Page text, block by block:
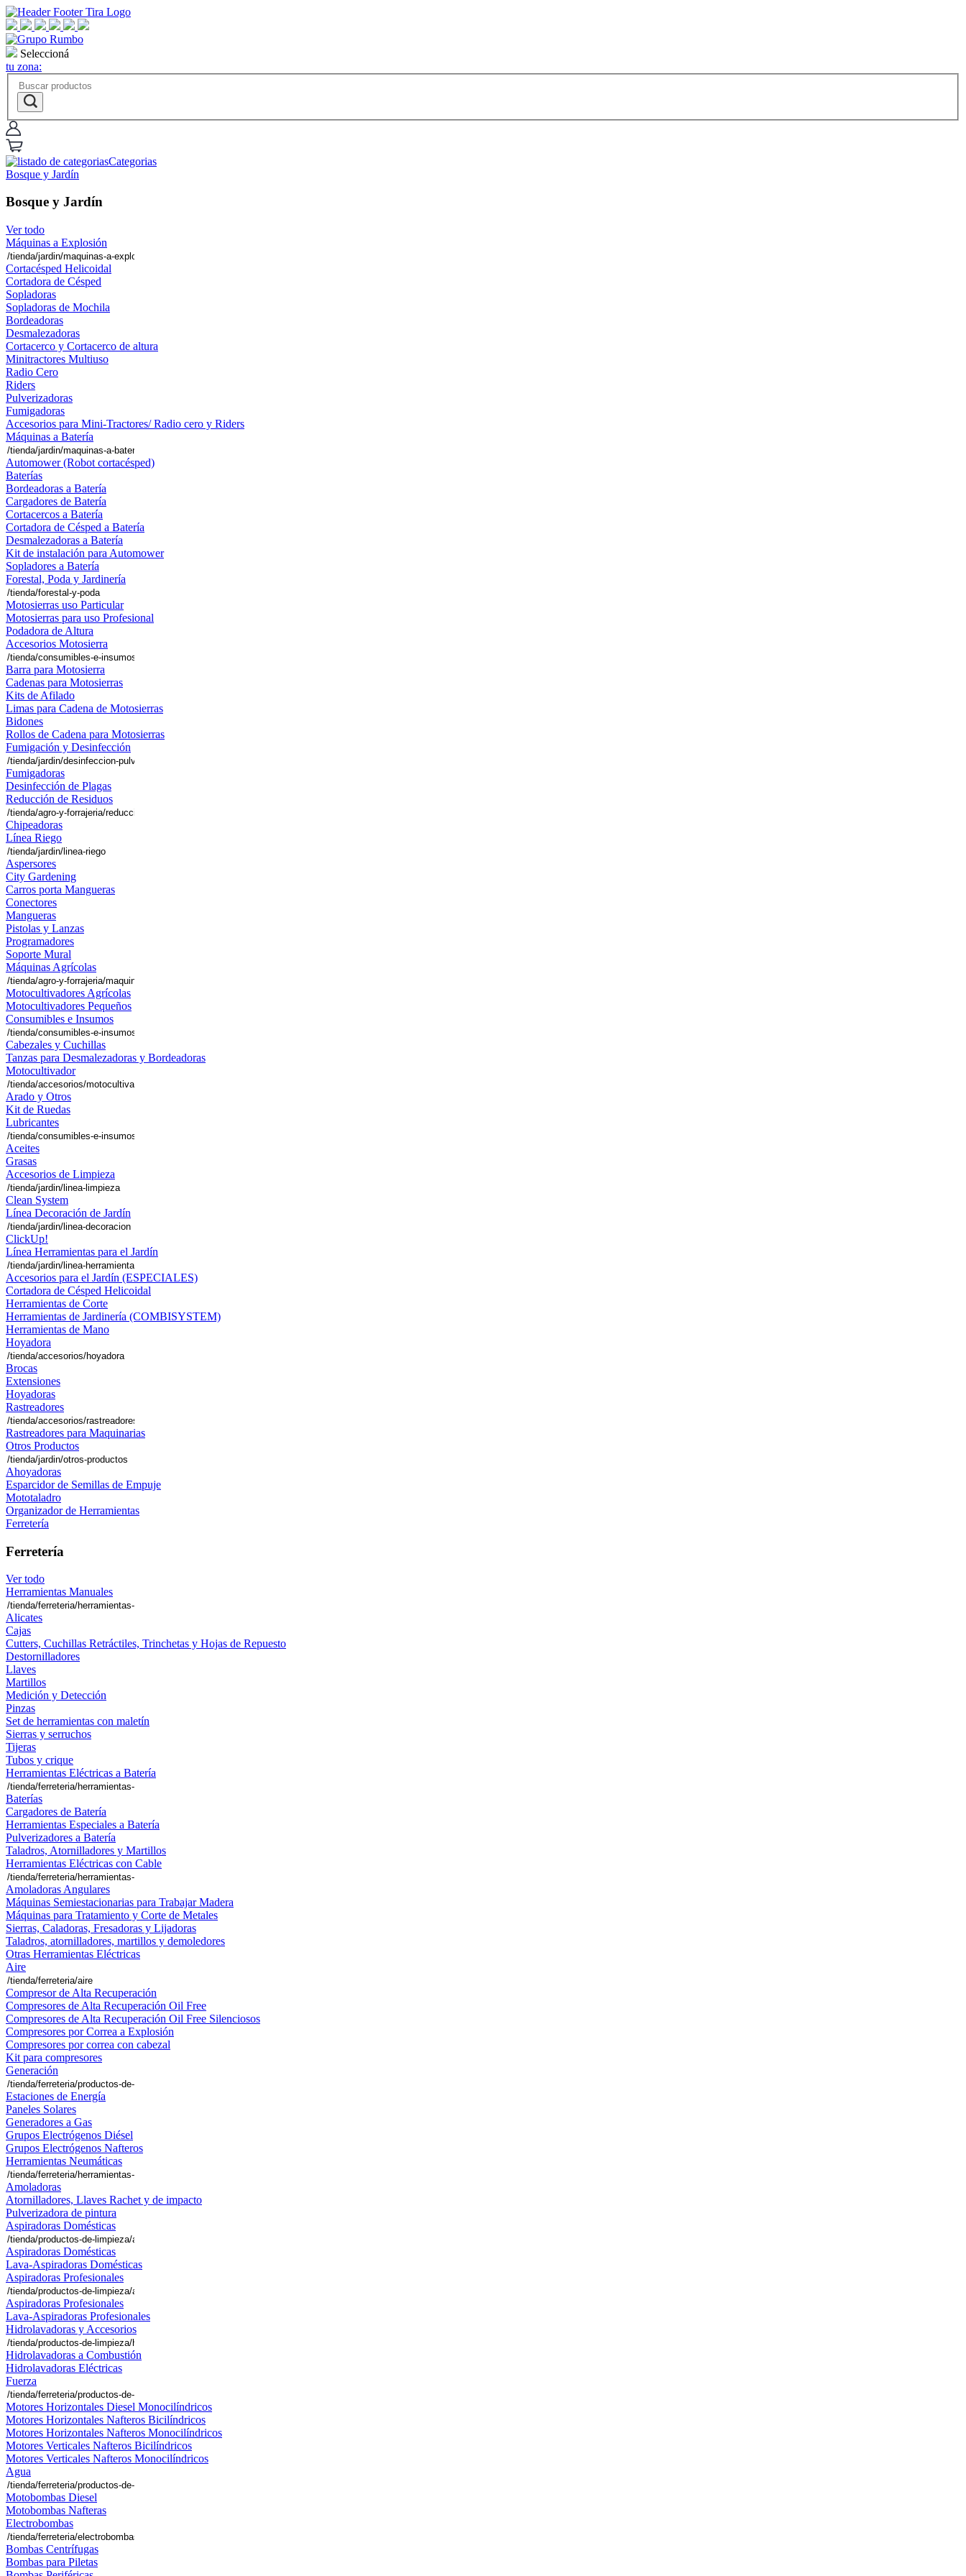
Seleccioná
tu zona:
Categorias
Bosque y Jardín
Bosque y Jardín
Ver todo
Máquinas a Explosión
Cortacésped Helicoidal
Cortadora de Césped
Sopladoras
Sopladoras de Mochila
Bordeadoras
Desmalezadoras
Cortacerco y Cortacerco de altura
Minitractores Multiuso
Radio Cero
Riders
Pulverizadoras
Fumigadoras
Accesorios para Mini-Tractores/ Radio cero y Riders
Máquinas a Batería
Automower (Robot cortacésped)
Baterías
Bordeadoras a Batería
Cargadores de Batería
Cortacercos a Batería
Cortadora de Césped a Batería
Desmalezadoras a Batería
Kit de instalación para Automower
Sopladores a Batería
Forestal, Poda y Jardinería
Motosierras uso Particular
Motosierras para uso Profesional
Podadora de Altura
Accesorios Motosierra
Barra para Motosierra
Cadenas para Motosierras
Kits de Afilado
Limas para Cadena de Motosierras
Bidones
Rollos de Cadena para Motosierras
Fumigación y Desinfección
Fumigadoras
Desinfección de Plagas
Reducción de Residuos
Chipeadoras
Línea Riego
Aspersores
City Gardening
Carros porta Mangueras
Conectores
Mangueras
Pistolas y Lanzas
Programadores
Soporte Mural
Máquinas Agrícolas
Motocultivadores Agrícolas
Motocultivadores Pequeños
Consumibles e Insumos
Cabezales y Cuchillas
Tanzas para Desmalezadoras y Bordeadoras
Motocultivador
Arado y Otros
Kit de Ruedas
Lubricantes
Aceites
Grasas
Accesorios de Limpieza
Clean System
Línea Decoración de Jardín
ClickUp!
Línea Herramientas para el Jardín
Accesorios para el Jardín (ESPECIALES)
Cortadora de Césped Helicoidal
Herramientas de Corte
Herramientas de Jardinería (COMBISYSTEM)
Herramientas de Mano
Hoyadora
Brocas
Extensiones
Hoyadoras
Rastreadores
Rastreadores para Maquinarias
Otros Productos
Ahoyadoras
Esparcidor de Semillas de Empuje
Mototaladro
Organizador de Herramientas
Ferretería
Ferretería
Ver todo
Herramientas Manuales
Alicates
Cajas
Cutters, Cuchillas Retráctiles, Trinchetas y Hojas de Repuesto
Destornilladores
Llaves
Martillos
Medición y Detección
Pinzas
Set de herramientas con maletín
Sierras y serruchos
Tijeras
Tubos y crique
Herramientas Eléctricas a Batería
Baterías
Cargadores de Batería
Herramientas Especiales a Batería
Pulverizadores a Batería
Taladros, Atornilladores y Martillos
Herramientas Eléctricas con Cable
Amoladoras Angulares
Máquinas Semiestacionarias para Trabajar Madera
Máquinas para Tratamiento y Corte de Metales
Sierras, Caladoras, Fresadoras y Lijadoras
Taladros, atornilladores, martillos y demoledores
Otras Herramientas Eléctricas
Aire
Compresor de Alta Recuperación
Compresores de Alta Recuperación Oil Free
Compresores de Alta Recuperación Oil Free Silenciosos
Compresores por Correa a Explosión
Compresores por correa con cabezal
Kit para compresores
Generación
Estaciones de Energía
Paneles Solares
Generadores a Gas
Grupos Electrógenos Diésel
Grupos Electrógenos Nafteros
Herramientas Neumáticas
Amoladoras
Atornilladores, Llaves Rachet y de impacto
Pulverizadora de pintura
Aspiradoras Domésticas
Aspiradoras Domésticas
Lava-Aspiradoras Domésticas
Aspiradoras Profesionales
Aspiradoras Profesionales
Lava-Aspiradoras Profesionales
Hidrolavadoras y Accesorios
Hidrolavadoras a Combustión
Hidrolavadoras Eléctricas
Fuerza
Motores Horizontales Diesel Monocilíndricos
Motores Horizontales Nafteros Bicilíndricos
Motores Horizontales Nafteros Monocilíndricos
Motores Verticales Nafteros Bicilíndricos
Motores Verticales Nafteros Monocilíndricos
Agua
Motobombas Diesel
Motobombas Nafteras
Electrobombas
Bombas Centrífugas
Bombas para Piletas